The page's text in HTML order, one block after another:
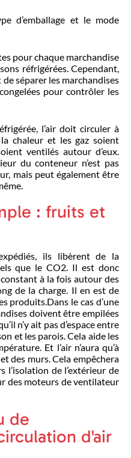
d’emballage et le mode
pour chaque marchandise
réfrigérées. Cependant,
de séparer les marchandises
pour contrôler les
l’air doit circuler à
chaleur et les gaz soient
ventilés autour d’eux.
du conteneur n’est pas
mais peut également être
: fruits et
ils libèrent de la
que le CO2. Il est donc
à la fois autour des
de la charge. Il en est de
produits.Dans le cas d’une
doivent être empilées
n’y ait pas d’espace entre
et les parois. Cela aide les
Et l’air n’aura qu’à
des murs. Cela empêchera
l’isolation de l’extérieur de
des moteurs de ventilateur
de
d'air